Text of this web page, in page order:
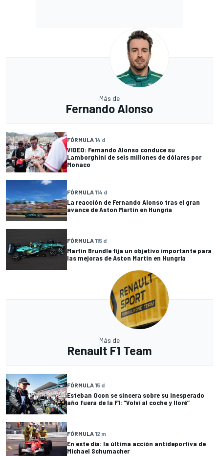
Más de
Fernando Alonso
FÓRMULA 14 d
VIDEO: Fernando Alonso conduce su
Lamborghini de seis millones de dólares por
Monaco
FÓRMULA 114 d
La reacción de Fernando Alonso tras el gran
avance de Aston Martin en Hungría
FÓRMULA 115 d
Martin Brundle fija un objetivo importante para
las mejoras de Aston Martin en Hungría
Más de
Renault F1 Team
FÓRMULA 15 d
Esteban Ocon se sincera sobre su inesperado
año fuera de la F1: “Volví al coche y lloré”
FÓRMULA 12 m
En este día: la última acción antideportiva de
Michael Schumacher